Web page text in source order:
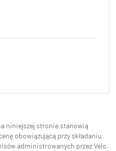
niniejszej stronie stanowią
obowiązującą przy składaniu
administrowanych przez Velo.